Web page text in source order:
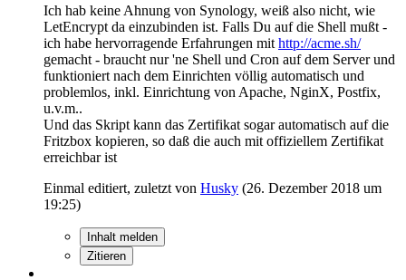
Ich hab keine Ahnung von Synology, weiß also nicht, wie
LetEncrypt da einzubinden ist. Falls Du auf die Shell mußt -
ich habe hervorragende Erfahrungen mit http://acme.sh/
gemacht - braucht nur 'ne Shell und Cron auf dem Server und
funktioniert nach dem Einrichten völlig automatisch und
problemlos, inkl. Einrichtung von Apache, NginX, Postfix,
u.v.m..
Und das Skript kann das Zertifikat sogar automatisch auf die
Fritzbox kopieren, so daß die auch mit offiziellem Zertifikat
erreichbar ist
Einmal editiert, zuletzt von Husky (26. Dezember 2018 um
19:25)
Inhalt melden
Zitieren